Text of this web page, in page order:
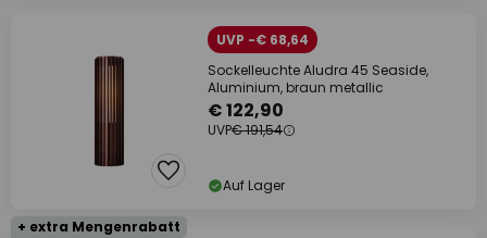
UVP -€ 68,64
Sockelleuchte Aludra 45 Seaside,
Aluminium, braun metallic
€ 122,90
UVP€ 191,54
Auf Lager
+ extra Mengenrabatt